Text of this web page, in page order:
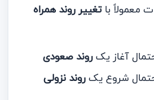
معمولاً باتغییر روند همراه
آغاز یکروند صعودی
شروع یکروند نزولی